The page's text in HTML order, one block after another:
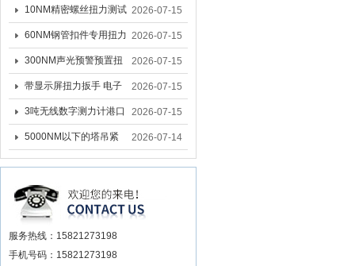
式测力计
的无线测力计 0.03-3T化
工行业用遥控式推拉力
计
10NM精密螺丝扭力测试
专用扭矩扳手,产线质检
螺丝扭力专用扳手厂家
2026-07-15
60NM钢管扣件专用扭力
扳手 脚手架扭力检测扳
手 工地扣件扭矩扳手品
牌
2026-07-15
300NM声光预警预置扭
力扳手 工业紧固专用数
显扭力工具厂家
2026-07-15
带显示屏扭力扳手 电子
数显扭力扳手 20NM精
准可调力矩扳手品牌
2026-07-15
3吨无线数字测力计港口
吊装专用
2026-07-15
5000NM以下的塔吊紧
固大扭力电动扳手 塔机
安装电动扳手厂家
2026-07-14
服务热线：15821273198
手机号码：15821273198